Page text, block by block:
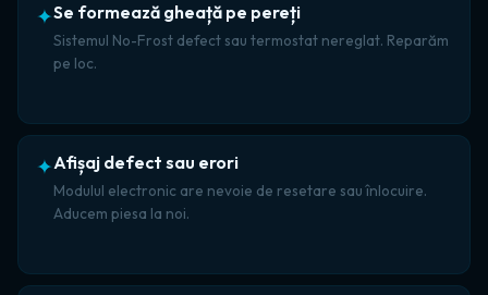
✦Se formează gheață pe pereți
Sistemul No-Frost defect sau termostat nereglat. Reparăm
pe loc.
✦Afișaj defect sau erori
Modulul electronic are nevoie de resetare sau înlocuire.
Aducem piesa la noi.